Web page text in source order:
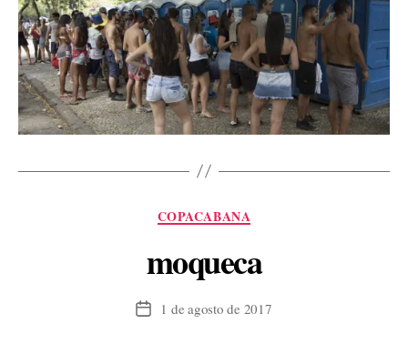
Categorias
COPACABANA
moqueca
Data1 de agosto de 2017